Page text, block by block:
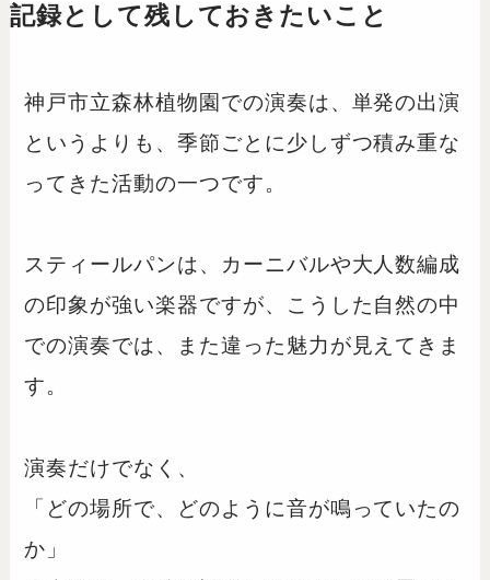
記録として残しておきたいこと
神戸市立森林植物園での演奏は、単発の出演
というよりも、季節ごとに少しずつ積み重な
ってきた活動の一つです。
スティールパンは、カーニバルや大人数編成
の印象が強い楽器ですが、こうした自然の中
での演奏では、また違った魅力が見えてきま
す。
演奏だけでなく、
「どの場所で、どのように音が鳴っていたの
か」